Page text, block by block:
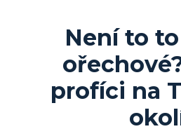
Není to
profíci na